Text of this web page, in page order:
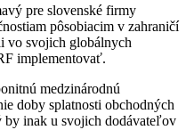
pre slovenské firmy
pôsobiacim v zahraničí
vo svojich globálnych
implementovať.
medzinárodnú
doby splatnosti obchodných
by inak u svojich dodávateľov